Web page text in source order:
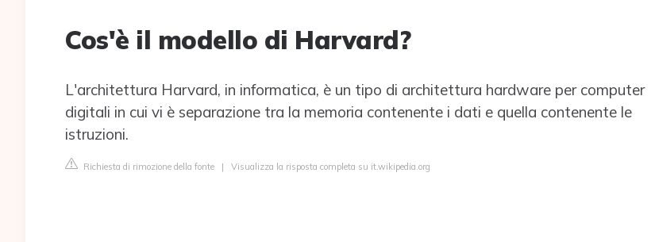
Cos'è il modello di Harvard?
L'architettura Harvard, in informatica, è un tipo di architettura hardware per computer
digitali in cui vi è separazione tra la memoria contenente i dati e quella contenente le
istruzioni.
Richiesta di rimozione della fonte | Visualizza la risposta completa su it.wikipedia.org